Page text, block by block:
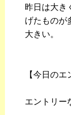
昨日は大き
げたものが
大きい。
【今日のエ
エントリー